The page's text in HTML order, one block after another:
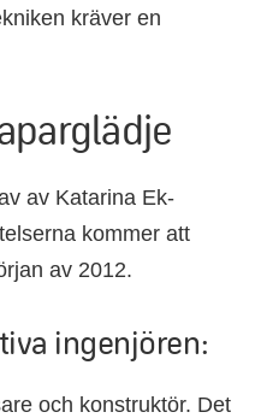
kräver en
av Katarina Ek-
kommer att
av 2012.
ingenjören:
och konstruktör. Det